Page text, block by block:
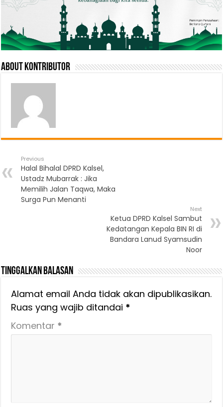
About Kontributor
Previous
Halal Bihalal DPRD Kalsel,
Ustadz Mubarrak : Jika
Memilih Jalan Taqwa, Maka
Surga Pun Menanti
Next
Ketua DPRD Kalsel Sambut
Kedatangan Kepala BIN RI di
Bandara Lanud Syamsudin
Noor
Tinggalkan Balasan
Alamat email Anda tidak akan dipublikasikan.
Ruas yang wajib ditandai *
Komentar *